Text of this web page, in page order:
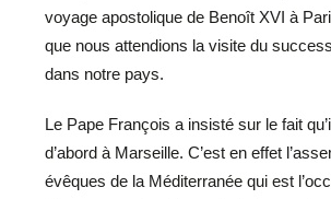
voyage apostolique de Benoît XVI à
que nous attendions la visite du
dans notre pays.
Le Pape François a insisté sur le fait
d’abord à Marseille. C’est en effet
évêques de la Méditerranée qui est